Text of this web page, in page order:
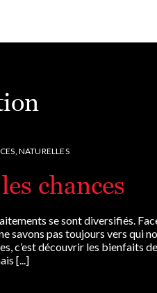
NATURELLES
chances
se sont diversifiés.
savons pas toujours vers qui
c’est découvrir les bienfaits
[...]